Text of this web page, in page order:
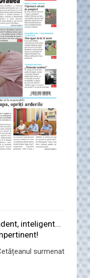
inteligent...
surmenat